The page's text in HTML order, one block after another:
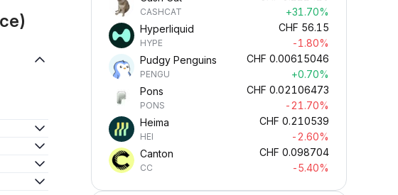
CASHCAT
+31.70%
Hyperliquid
HYPE
CHF 56.15
-1.80%
Pudgy Penguins
PENGU
CHF 0.00615046
+0.70%
Pons
PONS
CHF 0.02106473
-21.70%
Heima
HEI
CHF 0.210539
-2.60%
Canton
CC
CHF 0.098704
-5.40%